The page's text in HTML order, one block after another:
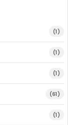
(1)
(1)
(1)
(61)
(1)